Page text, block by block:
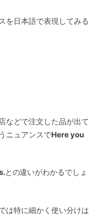
を日本語で表現してみる
などで注文した品が出て
ニュアンスでHere you
との違いがわかるでしょ
は特に細かく使い分けは